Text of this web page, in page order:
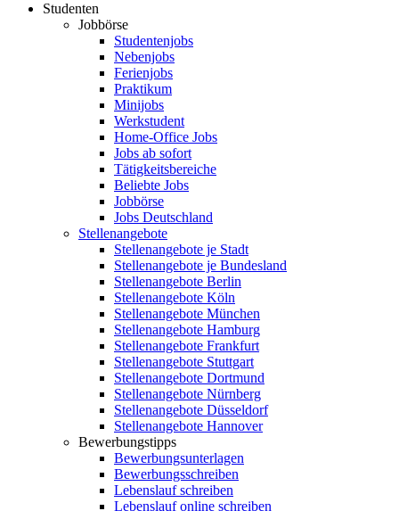
Studenten
Jobbörse
Studentenjobs
Nebenjobs
Ferienjobs
Praktikum
Minijobs
Werkstudent
Home-Office Jobs
Jobs ab sofort
Tätigkeitsbereiche
Beliebte Jobs
Jobbörse
Jobs Deutschland
Stellenangebote
Stellenangebote je Stadt
Stellenangebote je Bundesland
Stellenangebote Berlin
Stellenangebote Köln
Stellenangebote München
Stellenangebote Hamburg
Stellenangebote Frankfurt
Stellenangebote Stuttgart
Stellenangebote Dortmund
Stellenangebote Nürnberg
Stellenangebote Düsseldorf
Stellenangebote Hannover
Bewerbungstipps
Bewerbungsunterlagen
Bewerbungsschreiben
Lebenslauf schreiben
Lebenslauf online schreiben